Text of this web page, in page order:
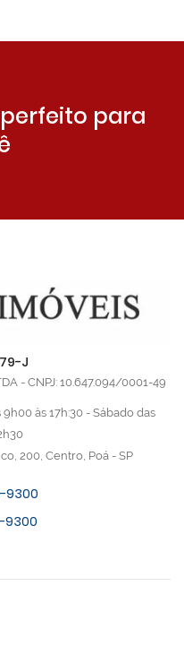
para
J
- CNPJ: 10.647.094/0001-49
às 17h:30 - Sábado das
200, Centro, Poá - SP
9300
9300